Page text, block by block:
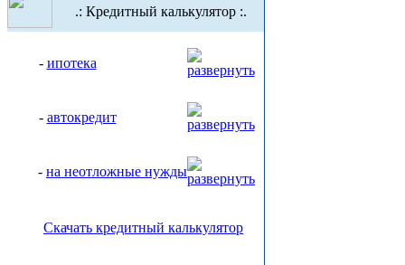
.: Кредитный калькулятор :.
- ипотека
- автокредит
- на неотложные нужды
Скачать кредитный калькулятор